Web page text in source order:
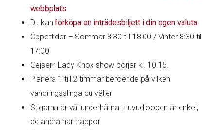
webbplats
Du kanförköpa en inträdesbiljett i din egen valuta
Öppettider – Sommar 8:30 till 18:00 / Vinter 8:30 till
17:00
Gejsern Lady Knox show börjar kl. 10.15.
Planera 1 till 2 timmar beroende på vilken
vandringsslinga du väljer
Stigarna är väl underhållna. Huvudloopen är enkel,
de andra har trappor